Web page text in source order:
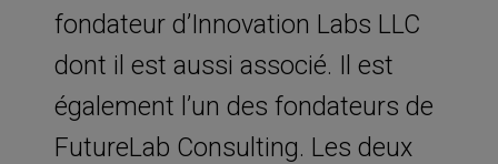
fondateur d’Innovation Labs LLC
dont il est aussi associé. Il est
également l’un des fondateurs de
FutureLab Consulting. Les deux